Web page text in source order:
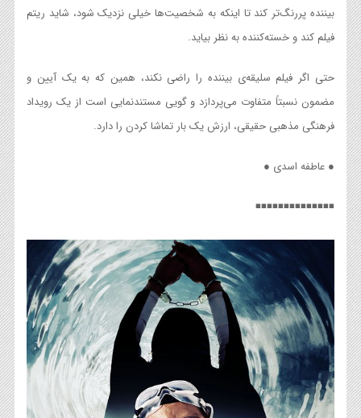
بیننده پررنگ‌تر کند تا اینکه به شخصیت‌ها خیلی نزدیک شود، شاید ریتم
فیلم کند و خسته‌کننده به نظر بیاید.
حتی اگر فیلم سلیقه‌ی‌ بیننده‌ را راضی نکند، همین که به یک آیین و
مضمون نسبتاً متفاوت می‌پردازد و گویی مستندنمایی است از یک رویداد
فرهنگی مذهبی حقیقی، ارزش یک بار تماشا کردن را دارد.
● عاطفه اسدی ●
◾️◾️◾️◾️◾️◾️◾️◾️◾️◾️◾️◾️◾️◾️